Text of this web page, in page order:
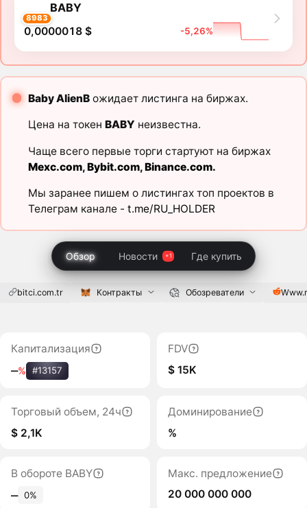
8983
BABY
0,0000018 $ -5,26%
Baby AlienBожидает листинга на биржах.
Цена на токен BABY неизвестна.
Чаще всего первые торги стартуют на биржах
Mexc.com,Bybit.com,Binance.com.
Мы заранее пишем о листингах топ проектов в
Телеграм канале - t.me/RU_HOLDER
Обзор Новости Где купить
bitci.com.tr Контракты Обозреватели
Капитализация
‒% #13157
FDV
$ 15K
Торговый объем, 24ч
$ 2,1K
Доминирование
%
В обороте BABY
‒ 0%
Макс. предложение
20 000 000 000